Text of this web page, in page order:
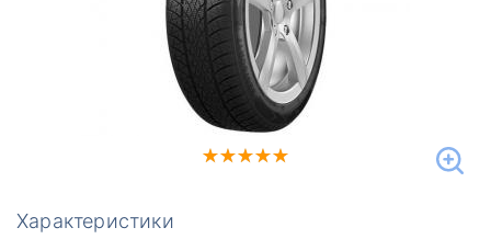
Характеристики